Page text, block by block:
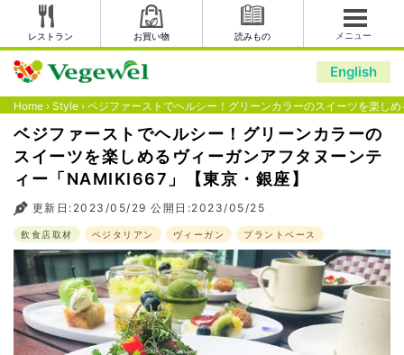
レストラン お買い物 読みもの メニュー
English
Home › Style › ベジファーストでヘルシー！グリーンカラーのスイーツを楽し
ベジファーストでヘルシー！グリーンカラーの
スイーツを楽しめるヴィーガンアフタヌーンテ
ィー「NAMIKI667」【東京・銀座】
更新日:2023/05/29 公開日:2023/05/25
飲食店取材 ベジタリアン ヴィーガン プラントベース